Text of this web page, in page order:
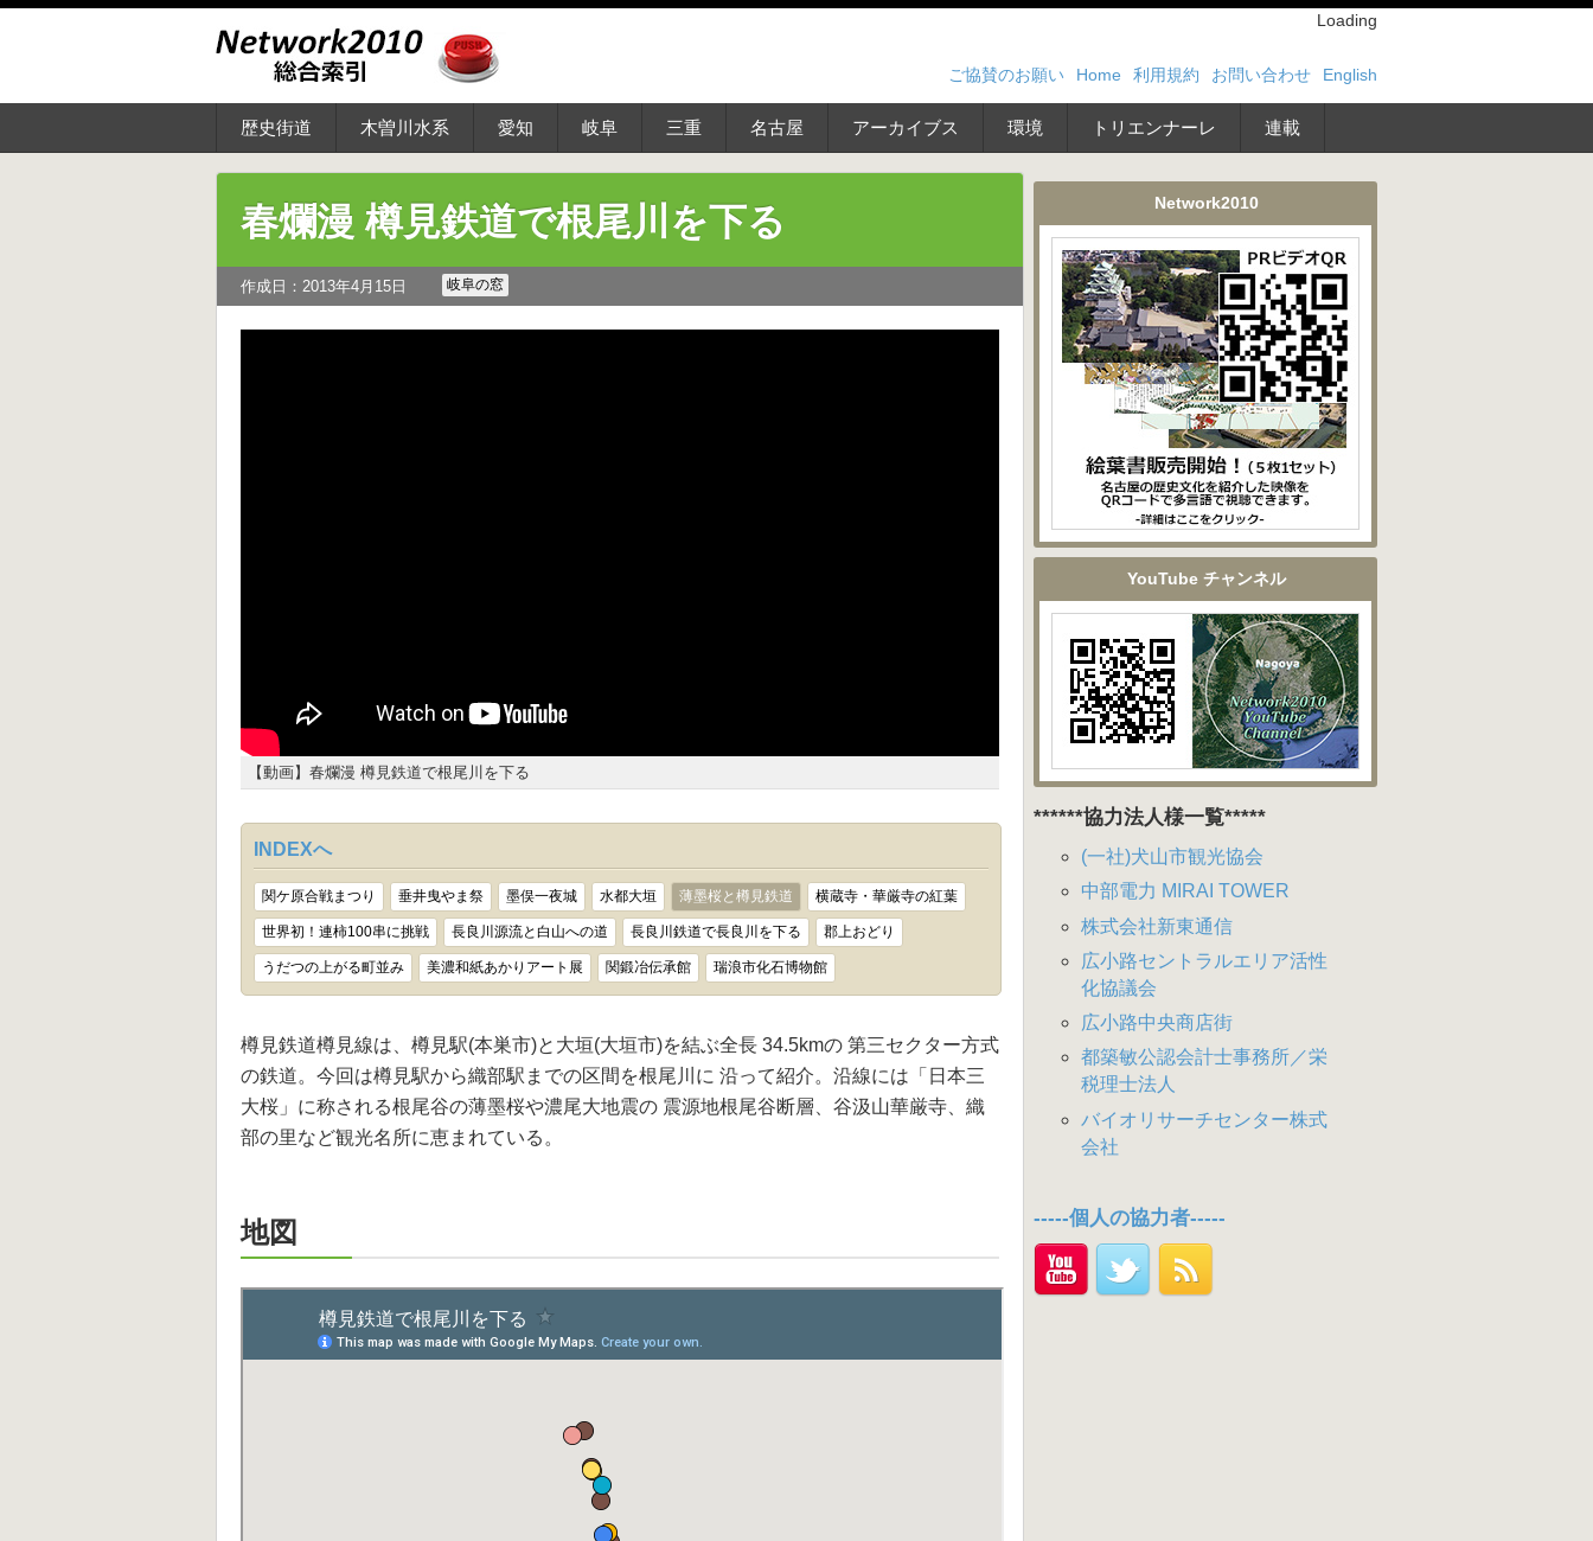
Loading
ご協賛のお願い Home 利用規約 お問い合わせ English
歴史街道 木曽川水系 愛知 岐阜 三重 名古屋 アーカイブス 環境 トリエンナーレ 連載
春爛漫 樽見鉄道で根尾川を下る
作成日：2013年4月15日 岐阜の窓
【動画】春爛漫 樽見鉄道で根尾川を下る
INDEXへ
関ケ原合戦まつり 垂井曳やま祭 墨俣一夜城 水都大垣 薄墨桜と樽見鉄道 横蔵寺・華厳寺の紅葉
世界初！連柿100串に挑戦 長良川源流と白山への道 長良川鉄道で長良川を下る 郡上おどり
うだつの上がる町並み 美濃和紙あかりアート展 関鍛冶伝承館 瑞浪市化石博物館
樽見鉄道樽見線は、樽見駅(本巣市)と大垣(大垣市)を結ぶ全長 34.5kmの 第三セクター方式
の鉄道。今回は樽見駅から織部駅までの区間を根尾川に 沿って紹介。沿線には「日本三
大桜」に称される根尾谷の薄墨桜や濃尾大地震の 震源地根尾谷断層、谷汲山華厳寺、織
部の里など観光名所に恵まれている。
地図
Network2010
YouTube チャンネル
******協力法人様一覧*****
(一社)犬山市観光協会
中部電力 MIRAI TOWER
株式会社新東通信
広小路セントラルエリア活性
化協議会
広小路中央商店街
都築敏公認会計士事務所／栄
税理士法人
バイオリサーチセンター株式
会社
-----個人の協力者-----